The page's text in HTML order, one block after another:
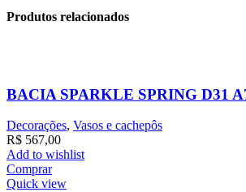
Produtos relacionados
BACIA SPARKLE SPRING D31
Decorações, Vasos e cachepôs
R$ 567,00
Add to wishlist
Comprar
Quick view